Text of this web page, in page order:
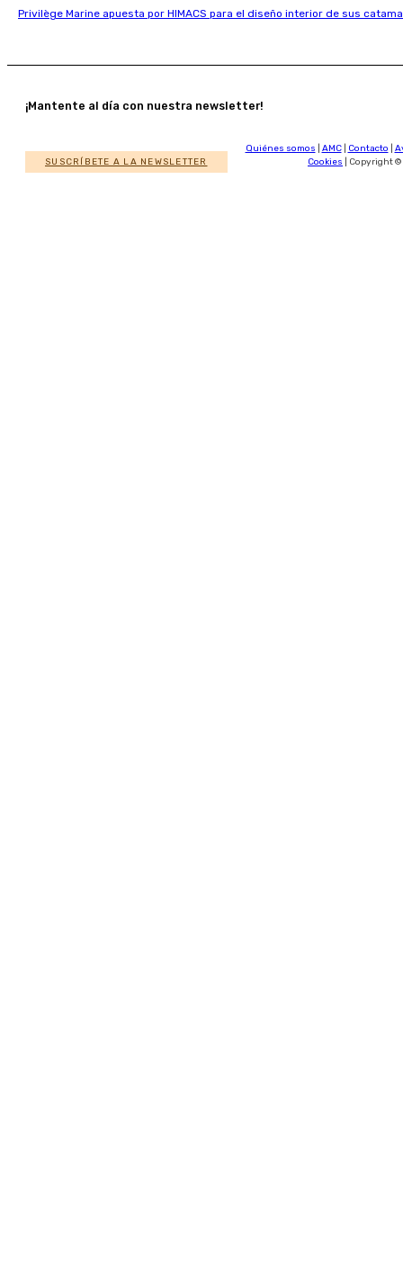
Privilège Marine apuesta por HIMACS para el diseño interior de sus
¡Mantente al día con nuestra newsletter!
SUSCRÍBETE A LA NEWSLETTER
Quiénes somos AMC| Contacto
Cookies | Copyright